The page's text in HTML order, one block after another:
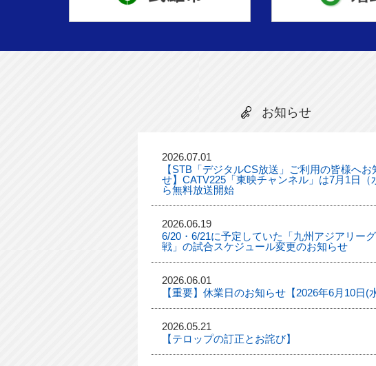
お知らせ
2026.07.01
【STB「デジタルCS放送」ご利用の皆様へお
せ】CATV225「東映チャンネル」は7月1日（
ら無料放送開始
2026.06.19
6/20・6/21に予定していた「九州アジアリー
戦」の試合スケジュール変更のお知らせ
2026.06.01
【重要】休業日のお知らせ【2026年6月10日(
2026.05.21
【テロップの訂正とお詫び】